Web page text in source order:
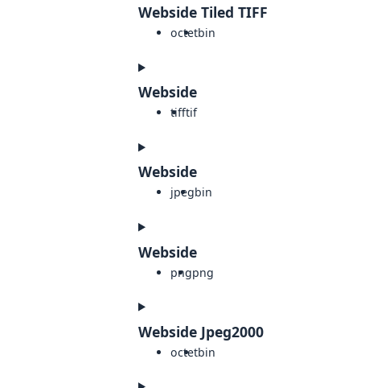
Webside Tiled TIFF
octetbin
Webside
tifftif
Webside
jpegbin
Webside
pngpng
Webside Jpeg2000
octetbin